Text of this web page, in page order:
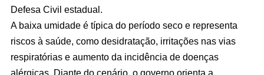
Defesa Civil estadual.
A baixa umidade é típica do período seco e representa
riscos à saúde, como desidratação, irritações nas vias
respiratórias e aumento da incidência de doenças
alérgicas. Diante do cenário, o governo orienta a